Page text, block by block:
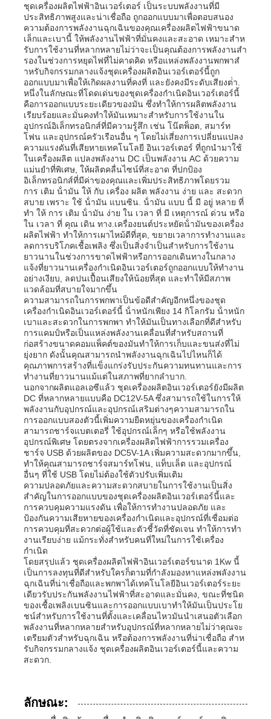
บ้าน
ผลิตภัณฑ์
วิดีโอ
เกี่ยวกับเรา
ทัวร์โรงงาน
ควบคุมคุณภาพ
ติดต่อเรา
ข่าว
ทุกกรณี
ขออ้าง
ชุดเครื่องกำเนิดไฟฟ้าดีเซล
ชุดเครื่องผลิตเบนซิน
ชุดเครื่องกำเนิดไฟฟ้าอินเวอร์เตอร์
ชุดเครื่องกำเนิดไฟฟ้าแบบพกพา
ชุดเครื่องกำเนิดไฟฟ้าอุตสาหกรรม
เครื่องกําเนิดกรอบเปิด
ชุดเครื่องผลิตไฟฟ้าอินเวอร์เตอร์ เป็นระบบพลังงานที่มี
ประสิทธิภาพสูงและน่าเชื่อถือ ถูกออกแบบมาเพื่อตอบสนอง
ความต้องการพลังงานฉุกเฉินของคุณเครื่องผลิตไฟฟ้าขนาด
เล็กและเบานี้ ให้พลังงานไฟฟ้าที่มั่นคงและสะอาด เหมาะสําห
รับการใช้งานที่หลากหลายไม่ว่าจะเป็นคุณต้องการพลังงานสํา
รองในช่วงการหยุดไฟที่ไม่คาดคิด หรือแหล่งพลังงานพกพาสํ
าหรับกิจกรรมกลางแจ้งชุดเครื่องผลิตอินเวอร์เตอร์นี้ถูก
ออกแบบมาเพื่อให้เกิดผลงานที่คงที่ และยังคงมีระดับเสียงต่ํา.
หนึ่งในลักษณะที่โดดเด่นของชุดเครื่องกําเนิดอินเวอร์เตอร์นี้
คือการออกแบบระยะเดียวของมัน ซึ่งทําให้การผลิตพลังงาน
เรียบร้อยและมั่นคงทําให้มันเหมาะสําหรับการใช้งานใน
อุปกรณ์อิเล็กทรอนิกส์ที่มีความรู้สึก เช่น โน๊ตพ็อต, สมาร์ท
โฟน และอุปกรณ์ครัวเรือนอื่น ๆ โดยไม่เสี่ยงการเปลี่ยนแปลง
ความแรงดันที่เสียหายเทคโนโลยี อินเวอร์เตอร์ ที่ถูกนํามาใช้
ในเครื่องผลิต แปลงพลังงาน DC เป็นพลังงาน AC ด้วยความ
แม่นยําที่พิเศษ, ให้ผลิตคลื่นไซน์ที่สะอาด ที่ปกป้อง
อิเล็กทรอนิกส์ที่มีค่าของคุณและเพิ่มประสิทธิภาพโดยรวม
การ เติม น้ํามัน ให้ กับ เครื่อง ผลิต พลังงาน ง่าย และ สะดวก
สบาย เพราะ ใช้ น้ํามัน แบนซิน. น้ํามัน แบบ นี้ มี อยู่ หลาย ที่
ทํา ให้ การ เติม น้ํามัน ง่าย ใน เวลา ที่ มี เหตุการณ์ ด่วน หรือ
ใน เวลา ที่ คุณ เดิน ทาง.เครื่องยนต์ประหยัดน้ํามันของเครื่อง
ผลิตไฟฟ้า ทําให้การเผาไหม้ดีที่สุด, ขยายเวลาการทํางานและ
ลดการบริโภคเชื้อเพลิง ซึ่งเป็นสิ่งจําเป็นสําหรับการใช้งาน
ยาวนานในช่วงการขาดไฟฟ้าหรือการออกเดินทางในกลาง
แจ้งที่ยาวนานเครื่องกําเนิดอินเวอร์เตอร์ถูกออกแบบให้ทํางาน
อย่างเงียบ, ลดปนเปื้อนเสียงให้น้อยที่สุด และทําให้มีสภาพ
แวดล้อมที่สบายใจมากขึ้น
ความสามารถในการพกพาเป็นข้อดีสําคัญอีกหนึ่งของชุด
เครื่องกําเนิดอินเวอร์เตอร์นี้ น้ําหนักเพียง 14 กิโลกรัม น้ําหนัก
เบาและสะดวกในการพกพา ทําให้มันเป็นทางเลือกที่ดีสําหรับ
การแคมป์หรือเป็นแหล่งพลังงานเคลื่อนที่สําหรับสถานที่
ก่อสร้างขนาดคอมแพ็คต์ของมันทําให้การเก็บและขนส่งที่ไม่
ยุ่งยาก ดังนั้นคุณสามารถนําพลังงานฉุกเฉินไปไหนก็ได้
คุณภาพการสร้างที่แข็งแกร่งรับประกันความทนทานและการ
ทํางานที่ยาวนานแม้แต่ในสภาพที่ยากลําบาก.
นอกจากผลิตแอลเอซีแล้ว ชุดเครื่องผลิตอินเวอร์เตอร์ยังมีผลิต
DC ที่หลากหลายแบบคือ DC12V-5A ซึ่งสามารถใช้ในการให้
พลังงานกับอุปกรณ์และอุปกรณ์เสริมต่างๆความสามารถใน
การออกแบบสองตัวนี้เพิ่มความยืดหยุ่นของเครื่องกําเนิด
สามารถชาร์จแบตเตอรี่ ใช้อุปกรณ์เล็กๆ หรือใช้พลังงาน
อุปกรณ์พิเศษ โดยตรงจากเครื่องผลิตไฟฟ้าการรวมเครื่อง
ชาร์จ USB ด้วยผลิตของ DC5V-1A เพิ่มความสะดวกมากขึ้น,
ทําให้คุณสามารถชาร์จสมาร์ทโฟน, แท็บเล็ต และอุปกรณ์
อื่นๆ ที่ใช้ USB โดยไม่ต้องใช้ตัวปรับเพิ่มเติม
ความปลอดภัยและความสะดวกสบายในการใช้งานเป็นสิ่ง
สําคัญในการออกแบบของชุดเครื่องผลิตอินเวอร์เตอร์นี้และ
การควบคุมความแรงดัน เพื่อให้การทํางานปลอดภัย และ
ป้องกันความเสียหายของเครื่องกําเนิดและอุปกรณ์ที่เชื่อมต่อ
การควบคุมที่สะดวกต่อผู้ใช้และตัวชี้วัดที่ชัดเจน ทําให้การทํา
งานเรียบง่าย แม้กระทั่งสําหรับคนที่ใหม่ในการใช้เครื่อง
กําเนิด
โดยสรุปแล้ว ชุดเครื่องผลิตไฟฟ้าอินเวอร์เตอร์ขนาด 1Kw นี้
เป็นการลงทุนที่ดีสําหรับใครก็ตามที่กําลังมองหาแหล่งพลังงาน
ฉุกเฉินที่น่าเชื่อถือและพกพาได้เทคโนโลยีอินเวอร์เตอร์ระยะ
เดียวรับประกันพลังงานไฟฟ้าที่สะอาดและมั่นคง, ขณะที่ชนิด
ของเชื้อเพลิงเบนซินและการออกแบบเบาทําให้มันเป็นประโย
ชน์สําหรับการใช้งานที่ตั้งและเคลื่อนไหวมันนําเสนอตัวเลือก
พลังงานที่หลากหลายสําหรับอุปกรณ์ที่หลากหลายไม่ว่าคุณจะ
เตรียมตัวสําหรับฉุกเฉิน หรือต้องการพลังงานที่น่าเชื่อถือ สําห
รับกิจกรรมกลางแจ้ง ชุดเครื่องผลิตอินเวอร์เตอร์นี้และความ
สะดวก.
ลักษณะ: